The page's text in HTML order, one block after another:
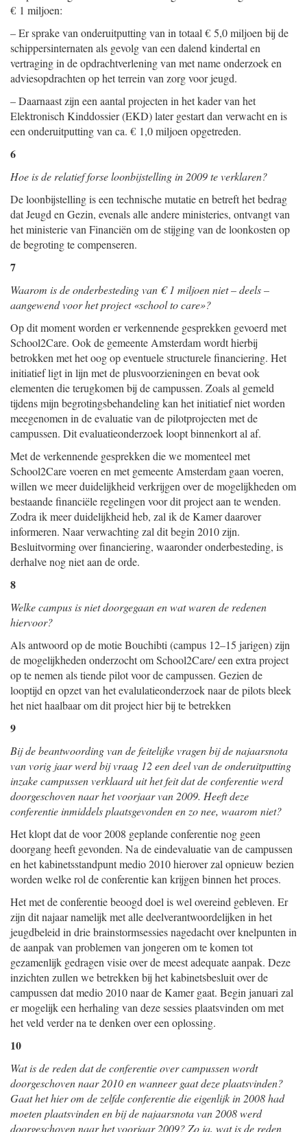
€ 1 miljoen:
– Er sprake van onderuitputting van in totaal € 5,0 miljoen bij de
schippersinternaten als gevolg van een dalend kindertal en
vertraging in de opdrachtverlening van met name onderzoek en
adviesopdrachten op het terrein van zorg voor jeugd.
– Daarnaast zijn een aantal projecten in het kader van het
Elektronisch Kinddossier (EKD) later gestart dan verwacht en is
een onderuitputting van ca. € 1,0 miljoen opgetreden.
6
Hoe is de relatief forse loonbijstelling in 2009 te verklaren?
De loonbijstelling is een technische mutatie en betreft het bedrag
dat Jeugd en Gezin, evenals alle andere ministeries, ontvangt van
het ministerie van Financiën om de stijging van de loonkosten op
de begroting te compenseren.
7
Waarom is de onderbesteding van € 1 miljoen niet – deels –
aangewend voor het project «school to care»?
Op dit moment worden er verkennende gesprekken gevoerd met
School2Care. Ook de gemeente Amsterdam wordt hierbij
betrokken met het oog op eventuele structurele financiering. Het
initiatief ligt in lijn met de plusvoorzieningen en bevat ook
elementen die terugkomen bij de campussen. Zoals al gemeld
tijdens mijn begrotingsbehandeling kan het initiatief niet worden
meegenomen in de evaluatie van de pilotprojecten met de
campussen. Dit evaluatieonderzoek loopt binnenkort al af.
Met de verkennende gesprekken die we momenteel met
School2Care voeren en met gemeente Amsterdam gaan voeren,
willen we meer duidelijkheid verkrijgen over de mogelijkheden om
bestaande financiële regelingen voor dit project aan te wenden.
Zodra ik meer duidelijkheid heb, zal ik de Kamer daarover
informeren. Naar verwachting zal dit begin 2010 zijn.
Besluitvorming over financiering, waaronder onderbesteding, is
derhalve nog niet aan de orde.
8
Welke campus is niet doorgegaan en wat waren de redenen
hiervoor?
Als antwoord op de motie Bouchibti (campus 12–15 jarigen) zijn
de mogelijkheden onderzocht om School2Care/ een extra project
op te nemen als tiende pilot voor de campussen. Gezien de
looptijd en opzet van het evalulatieonderzoek naar de pilots bleek
het niet haalbaar om dit project hier bij te betrekken
9
Bij de beantwoording van de feitelijke vragen bij de najaarsnota
van vorig jaar werd bij vraag 12 een deel van de onderuitputting
inzake campussen verklaard uit het feit dat de conferentie werd
doorgeschoven naar het voorjaar van 2009. Heeft deze
conferentie inmiddels plaatsgevonden en zo nee, waarom niet?
Het klopt dat de voor 2008 geplande conferentie nog geen
doorgang heeft gevonden. Na de eindevaluatie van de campussen
en het kabinetsstandpunt medio 2010 hierover zal opnieuw bezien
worden welke rol de conferentie kan krijgen binnen het proces.
Het met de conferentie beoogd doel is wel overeind gebleven. Er
zijn dit najaar namelijk met alle deelverantwoordelijken in het
jeugdbeleid in drie brainstormsessies nagedacht over knelpunten in
de aanpak van problemen van jongeren om te komen tot
gezamenlijk gedragen visie over de meest adequate aanpak. Deze
inzichten zullen we betrekken bij het kabinetsbesluit over de
campussen dat medio 2010 naar de Kamer gaat. Begin januari zal
er mogelijk een herhaling van deze sessies plaatsvinden om met
het veld verder na te denken over een oplossing.
10
Wat is de reden dat de conferentie over campussen wordt
doorgeschoven naar 2010 en wanneer gaat deze plaatsvinden?
Gaat het hier om de zelfde conferentie die eigenlijk in 2008 had
moeten plaatsvinden en bij de najaarsnota van 2008 werd
doorgeschoven naar het voorjaar 2009? Zo ja, wat is de reden